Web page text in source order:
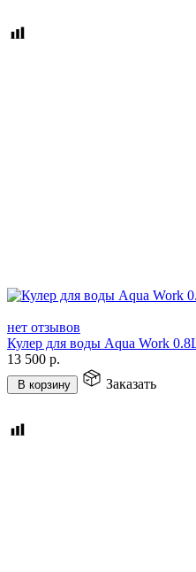
нет отзывов
Кулер для воды Aqua Work
13 500 р.
В корзину Заказать